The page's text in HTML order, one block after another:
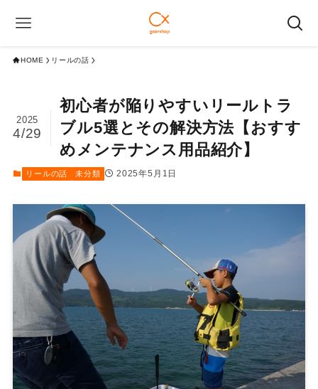
HOME リールの話
初心者が陥りやすいリールトラ
ブル5選とその解決方法【おすす
めメンテナンス用品紹介】
2025
4/29
リールの話 未分類 2025年5月1日